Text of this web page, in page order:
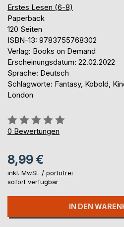
Erstes Lesen (6-8)
Paperback
120 Seiten
ISBN-13: 9783755768302
Verlag: Books on Demand
Erscheinungsdatum: 22.02.2022
Sprache: Deutsch
Schlagworte: Fantasy, Kobold,
London
Bewertung::
0%
0 Bewertungen
8,99 €
inkl. MwSt. / portofrei
sofort verfügbar
IN DEN